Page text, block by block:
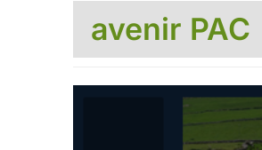
avenir PAC